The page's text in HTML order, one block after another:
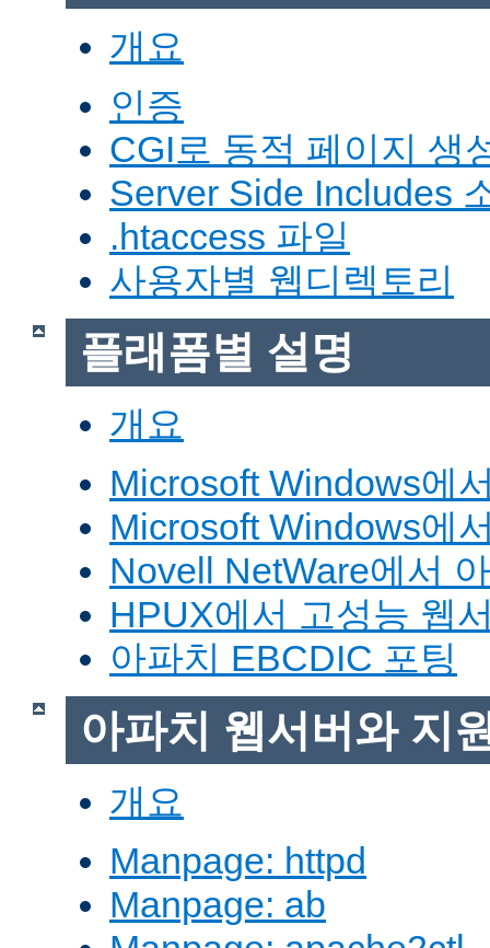
개요
인증
CGI로 동적 페이지 생
Server Side Includes
.htaccess 파일
사용자별 웹디렉토리
플래폼별 설명
개요
Microsoft Windows에
Microsoft Windows에
Novell NetWare에서
HPUX에서 고성능 웹
아파치 EBCDIC 포팅
아파치 웹서버와 지
개요
Manpage: httpd
Manpage: ab